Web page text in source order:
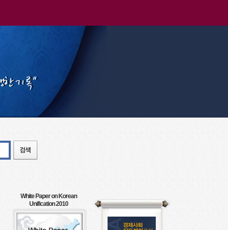
White Paper on Korean
Unification 2010